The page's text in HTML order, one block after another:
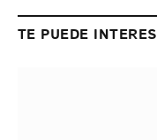
TE PUEDE